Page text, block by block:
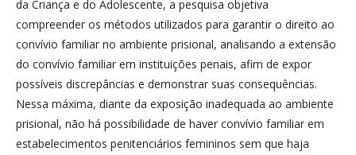
da Criança e do Adolescente, a pesquisa objetiva
compreender os métodos utilizados para garantir o direito ao
convívio familiar no ambiente prisional, analisando a extensão
do convívio familiar em instituições penais, afim de expor
possíveis discrepâncias e demonstrar suas consequências.
Nessa máxima, diante da exposição inadequada ao ambiente
prisional, não há possibilidade de haver convívio familiar em
estabelecimentos penitenciários femininos sem que haja